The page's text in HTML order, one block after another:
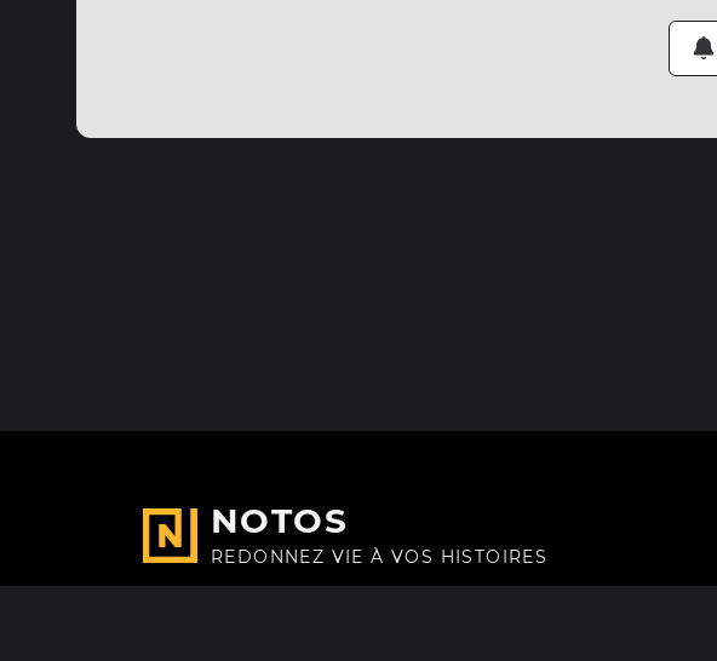
NOTOS
REDONNEZ VIE À VOS HISTOIRES